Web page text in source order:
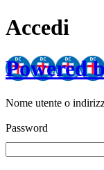
Accedi
Powered
Nome utente o
Password